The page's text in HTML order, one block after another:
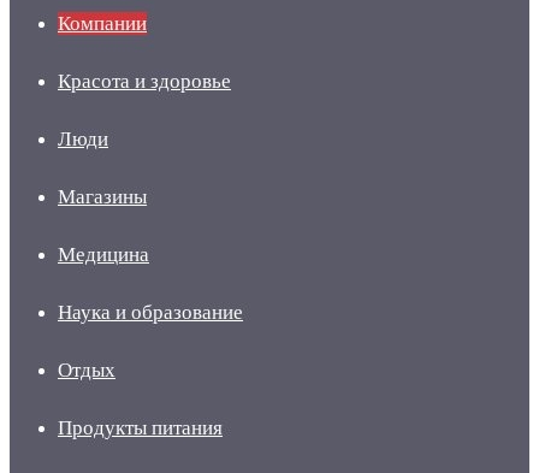
Компании
Красота и здоровье
Люди
Магазины
Медицина
Наука и образование
Отдых
Продукты питания